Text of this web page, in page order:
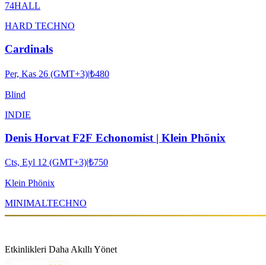
74HALL
HARD TECHNO
Cardinals
Per, Kas 26 (GMT+3)|₺480
Blind
INDIE
Denis Horvat F2F Echonomist | Klein Phönix
Cts, Eyl 12 (GMT+3)|₺750
Klein Phönix
MINIMALTECHNO
Etkinlikleri Daha Akıllı Yönet